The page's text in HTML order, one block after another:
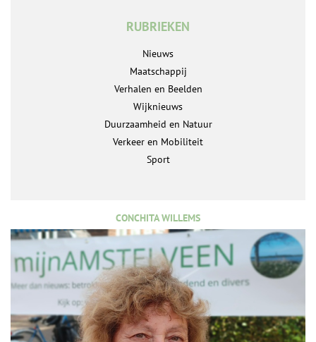
RUBRIEKEN
Nieuws
Maatschappij
Verhalen en Beelden
Wijknieuws
Duurzaamheid en Natuur
Verkeer en Mobiliteit
Sport
CONCHITA WILLEMS